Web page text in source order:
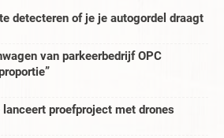
detecteren of je je autogordel draagt
van parkeerbedrijf OPC
proefproject met drones